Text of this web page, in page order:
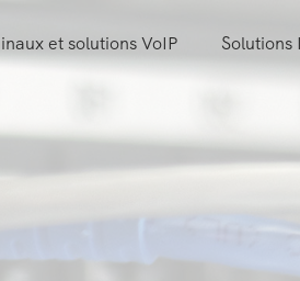
et solutions VoIP Solutions